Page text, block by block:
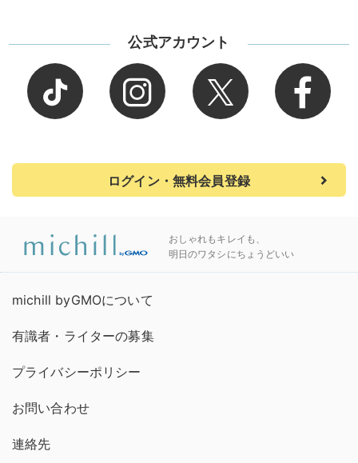
公式アカウント
ログイン・無料会員登録
おしゃれもキレイも、
明日のワタシにちょうどいい
michill byGMOについて
有識者・ライターの募集
プライバシーポリシー
お問い合わせ
連絡先